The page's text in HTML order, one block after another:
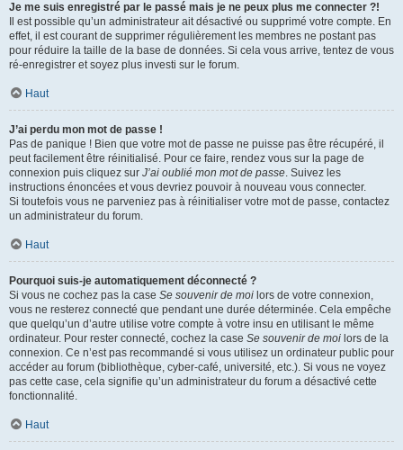
Je me suis enregistré par le passé mais je ne peux plus me connecter ?!
Il est possible qu’un administrateur ait désactivé ou supprimé votre compte. En
effet, il est courant de supprimer régulièrement les membres ne postant pas
pour réduire la taille de la base de données. Si cela vous arrive, tentez de vous
ré-enregistrer et soyez plus investi sur le forum.
Haut
J’ai perdu mon mot de passe !
Pas de panique ! Bien que votre mot de passe ne puisse pas être récupéré, il
peut facilement être réinitialisé. Pour ce faire, rendez vous sur la page de
connexion puis cliquez sur J’ai oublié mon mot de passe. Suivez les
instructions énoncées et vous devriez pouvoir à nouveau vous connecter.
Si toutefois vous ne parveniez pas à réinitialiser votre mot de passe, contactez
un administrateur du forum.
Haut
Pourquoi suis-je automatiquement déconnecté ?
Si vous ne cochez pas la case Se souvenir de moi lors de votre connexion,
vous ne resterez connecté que pendant une durée déterminée. Cela empêche
que quelqu’un d’autre utilise votre compte à votre insu en utilisant le même
ordinateur. Pour rester connecté, cochez la case Se souvenir de moi lors de la
connexion. Ce n’est pas recommandé si vous utilisez un ordinateur public pour
accéder au forum (bibliothèque, cyber-café, université, etc.). Si vous ne voyez
pas cette case, cela signifie qu’un administrateur du forum a désactivé cette
fonctionnalité.
Haut